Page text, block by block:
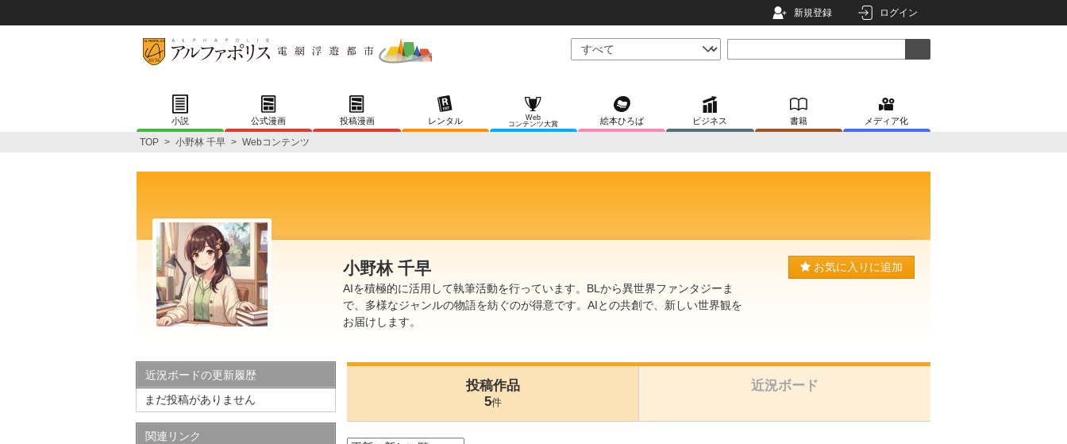
新規登録 ログイン
小説 公式漫画 投稿漫画 レンタル
Web
コンテンツ大賞
絵本ひろば ビジネス 書籍 メディア化
TOP > 小野林 千早 > Webコンテンツ
小野林 千早
AIを積極的に活用して執筆活動を行っています。BLから異世界ファンタジーま
で、多様なジャンルの物語を紡ぐのが得意です。AIとの共創で、新しい世界観を
お届けします。
お気に入りに追加
投稿作品
5件
近況ボード
近況ボードの更新履歴
まだ投稿がありません
関連リンク